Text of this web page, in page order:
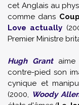
cet Anglais au
comme dans
Love actually
Premier Ministre
Hugh Grantaime
contre-pied son
cynique et
(2000, Woody